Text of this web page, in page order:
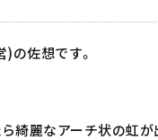
の佐想です。
綺麗なアーチ状の虹